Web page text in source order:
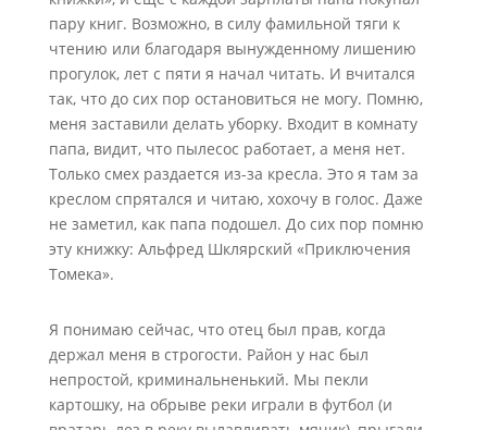
пару книг. Возможно, в силу фамильной тяги к
чтению или благодаря вынужденному лишению
прогулок, лет с пяти я начал читать. И вчитался
так, что до сих пор остановиться не могу. Помню,
меня заставили делать уборку. Входит в комнату
папа, видит, что пылесос работает, а меня нет.
Только смех раздается из-за кресла. Это я там за
креслом спрятался и читаю, хохочу в голос. Даже
не заметил, как папа подошел. До сих пор помню
эту книжку: Альфред Шклярский «Приключения
Томека».
Я понимаю сейчас, что отец был прав, когда
держал меня в строгости. Район у нас был
непростой, криминальненький. Мы пекли
картошку, на обрыве реки играли в футбол (и